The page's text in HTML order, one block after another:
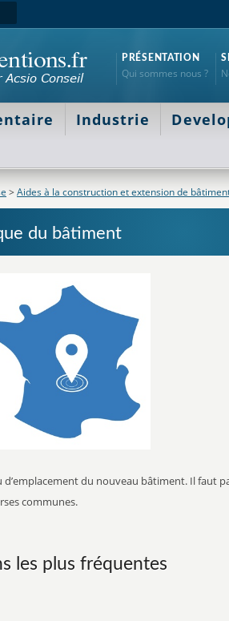
PRÉSENTATION
Qui sommes nous ?
Industrie
>Aides à la construction et extension de
du bâtiment
du nouveau bâtiment. Il faut
communes.
les plus fréquentes